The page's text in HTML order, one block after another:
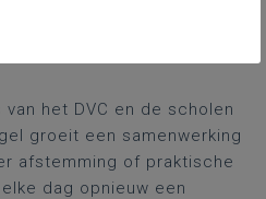
het DVC en de scholen
groeit een samenwerking
afstemming of praktische
dag opnieuw een